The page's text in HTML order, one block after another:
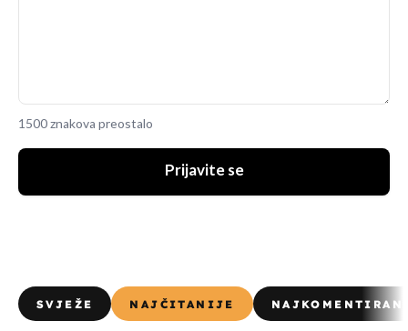
1500 znakova preostalo
Prijavite se
SVJEŽE NAJČITANIJE